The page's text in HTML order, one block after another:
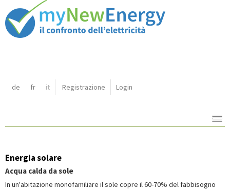
de fr it Registrazione Login
Contenuto:
Energia solare
Acqua calda da sole
In un'abitazione monofamiliare il sole copre il 60-70% del fabbisogno